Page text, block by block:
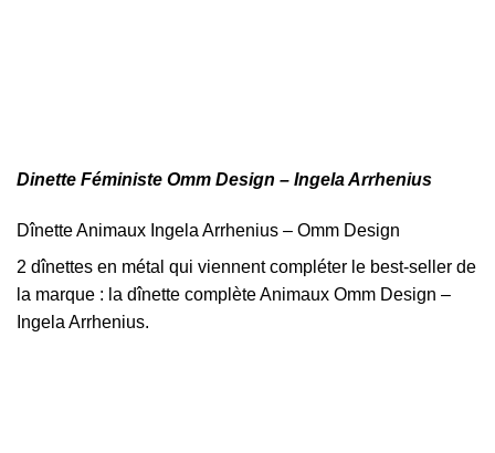
Dinette Féministe Omm Design – Ingela Arrhenius
Dînette Animaux Ingela Arrhenius – Omm Design
2 dînettes en métal qui viennent compléter le best-seller de
la marque : la dînette complète Animaux Omm Design –
Ingela Arrhenius.